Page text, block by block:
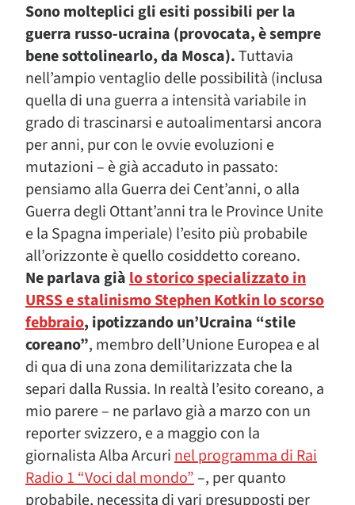
Sono molteplici gli esiti possibili per la
guerra russo-ucraina (provocata, è sempre
bene sottolinearlo, da Mosca).Tuttavia
nell’ampio ventaglio delle possibilità (inclusa
quella di una guerra a intensità variabile in
grado di trascinarsi e autoalimentarsi ancora
per anni, pur con le ovvie evoluzioni e
mutazioni – è già accaduto in passato:
pensiamo alla Guerra dei Cent’anni, o alla
Guerra degli Ottant’anni tra le Province Unite
e la Spagna imperiale) l’esito più probabile
all’orizzonte è quello cosiddetto coreano.
Ne parlava giàlo storico specializzato in
URSS e stalinismo Stephen Kotkin lo scorso
febbraio, ipotizzando un’Ucraina “stile
coreano”, membro dell’Unione Europea e al
di qua di una zona demilitarizzata che la
separi dalla Russia. In realtà l’esito coreano, a
mio parere – ne parlavo già a marzo con un
reporter svizzero, e a maggio con la
giornalista Alba Arcurinel programma di Rai
Radio 1 “Voci dal mondo”–, per quanto
probabile, necessita di vari presupposti per